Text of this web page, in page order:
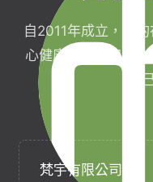
自2011年成立，目
心健康，協助完成
自
梵宇有限公司